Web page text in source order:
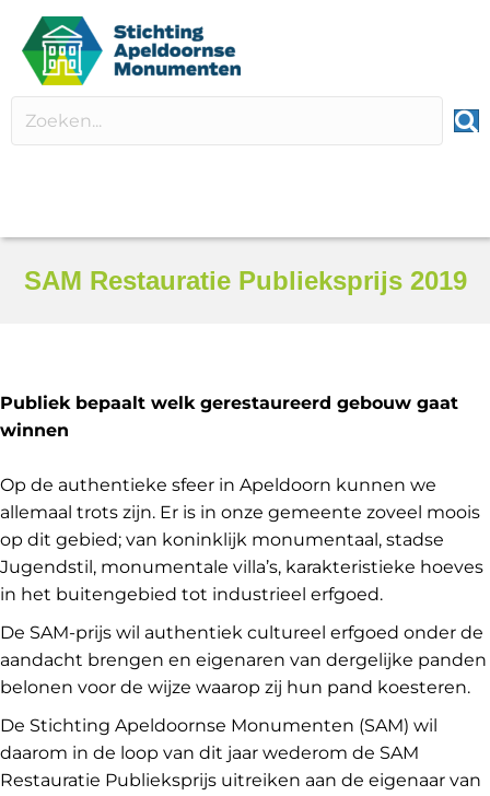
SAM Restauratie Publieksprijs 2019
Publiek bepaalt welk gerestaureerd gebouw gaat
winnen
Op de authentieke sfeer in Apeldoorn kunnen we
allemaal trots zijn. Er is in onze gemeente zoveel moois
op dit gebied; van koninklijk monumentaal, stadse
Jugendstil, monumentale villa’s, karakteristieke hoeves
in het buitengebied tot industrieel erfgoed.
De SAM-prijs wil authentiek cultureel erfgoed onder de
aandacht brengen en eigenaren van dergelijke panden
belonen voor de wijze waarop zij hun pand koesteren.
De Stichting Apeldoornse Monumenten (SAM) wil
daarom in de loop van dit jaar wederom de SAM
Restauratie Publieksprijs uitreiken aan de eigenaar van